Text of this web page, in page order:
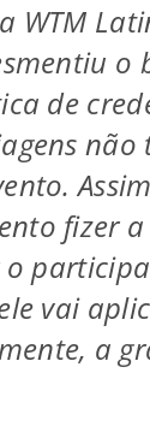
WTM
o
de
fizer
vai
a